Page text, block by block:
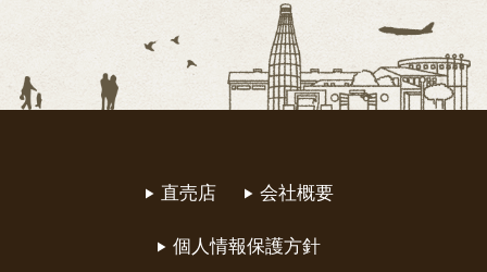
直売店 会社概要
個人情報保護方針